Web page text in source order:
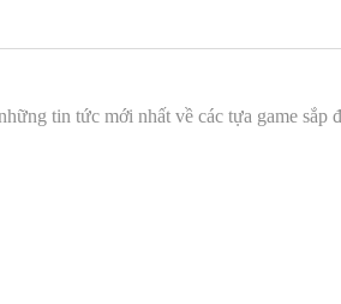
tin tức mới nhất về các tựa game sắp